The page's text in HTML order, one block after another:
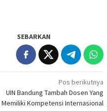
SEBARKAN
Pos berikutnya
UIN Bandung Tambah Dosen Yang
Memiliki Kompetensi Internasional